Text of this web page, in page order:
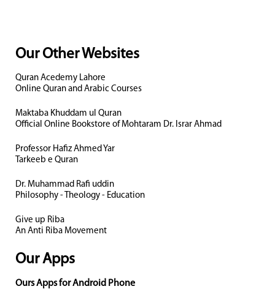
Our Other Websites
Quran Acedemy Lahore
Online Quran and Arabic Courses
Maktaba Khuddam ul Quran
Official Online Bookstore of Mohtaram Dr. Israr Ahmad
Professor Hafiz Ahmed Yar
Tarkeeb e Quran
Dr. Muhammad Rafi uddin
Philosophy - Theology - Education
Give up Riba
An Anti Riba Movement
Our Apps
Ours Apps for Android Phone